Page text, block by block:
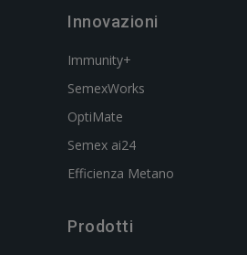
Innovazioni
Immunity+
SemexWorks
OptiMate
Semex ai24
Efficienza Metano
Prodotti